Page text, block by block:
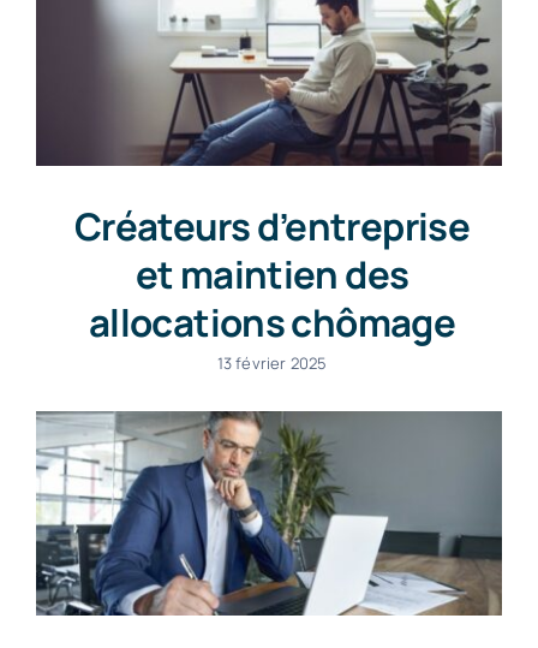
Créateurs d’entreprise
et maintien des
allocations chômage
13 février 2025